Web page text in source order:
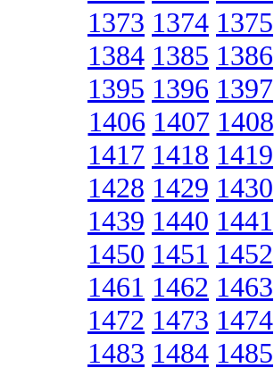
1373 1374 1375
1384 1385 1386
1395 1396 1397
1406 1407 1408
1417 1418 1419
1428 1429 1430
1439 1440 1441
1450 1451 1452
1461 1462 1463
1472 1473 1474
1483 1484 1485